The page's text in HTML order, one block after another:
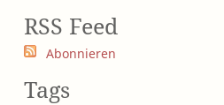
RSS Feed
Abonnieren
Tags